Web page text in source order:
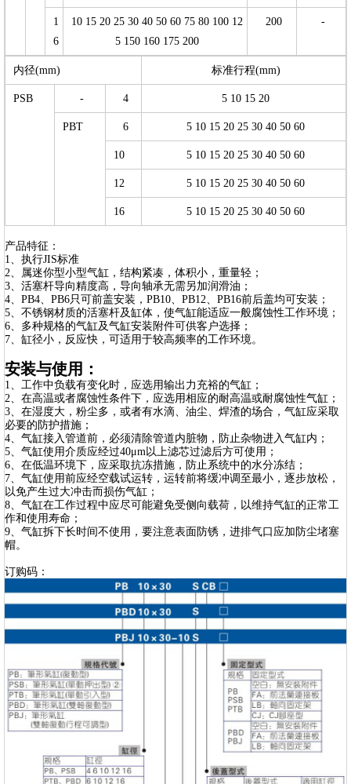
1
6
10 15 20 25 30 40 50 60 75 80 100 12
5 150 160 175 200
200 -
内径(mm) 标准行程(mm)
PSB - 4 5 10 15 20
PBT 6 5 10 15 20 25 30 40 50 60
10 5 10 15 20 25 30 40 50 60
12 5 10 15 20 25 30 40 50 60
16 5 10 15 20 25 30 40 50 60
产品特征：
1、执行JIS标准
2、属迷你型小型气缸，结构紧凑，体积小，重量轻；
3、活塞杆导向精度高，导向轴承无需另加润滑油；
4、PB4、PB6只可前盖安装，PB10、PB12、PB16前后盖均可安装；
5、不锈钢材质的活塞杆及缸体，使气缸能适应一般腐蚀性工作环境；
6、多种规格的气缸及气缸安装附件可供客户选择；
7、缸径小，反应快，可适用于较高频率的工作环境。
安装与使用：
1、工作中负载有变化时，应选用输出力充裕的气缸；
2、在高温或者腐蚀性条件下，应选用相应的耐高温或耐腐蚀性气缸；
3、在湿度大，粉尘多，或者有水滴、油尘、焊渣的场合，气缸应采取
必要的防护措施；
4、气缸接入管道前，必须清除管道内脏物，防止杂物进入气缸内；
5、气缸使用介质应经过40μm以上滤芯过滤后方可使用；
6、在低温环境下，应采取抗冻措施，防止系统中的水分冻结；
7、气缸使用前应经空载试运转，运转前将缓冲调至最小，逐步放松，
以免产生过大冲击而损伤气缸；
8、气缸在工作过程中应尽可能避免受侧向载荷，以维持气缸的正常工
作和使用寿命；
9、气缸拆下长时间不使用，要注意表面防锈，进排气口应加防尘堵塞
帽。
订购码：